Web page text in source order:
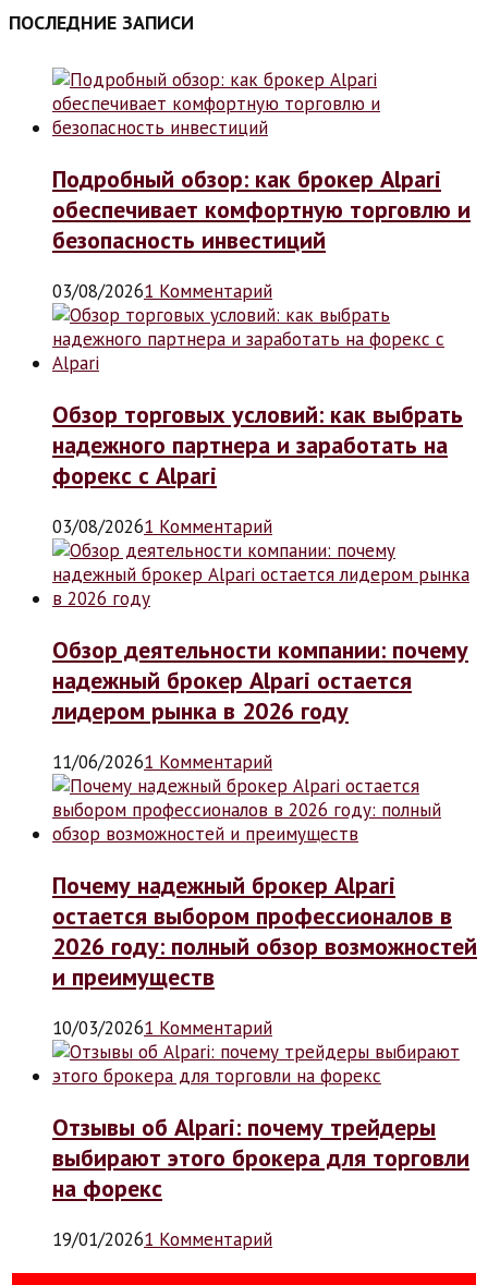
ПОСЛЕДНИЕ ЗАПИСИ
Подробный обзор: как брокер Alpari
обеспечивает комфортную торговлю и
безопасность инвестиций
03/08/20261 Комментарий
Обзор торговых условий: как выбрать
надежного партнера и заработать на
форекс с Alpari
03/08/20261 Комментарий
Обзор деятельности компании: почему
надежный брокер Alpari остается
лидером рынка в 2026 году
11/06/20261 Комментарий
Почему надежный брокер Alpari
остается выбором профессионалов в
2026 году: полный обзор возможностей
и преимуществ
10/03/20261 Комментарий
Отзывы об Alpari: почему трейдеры
выбирают этого брокера для торговли
на форекс
19/01/20261 Комментарий